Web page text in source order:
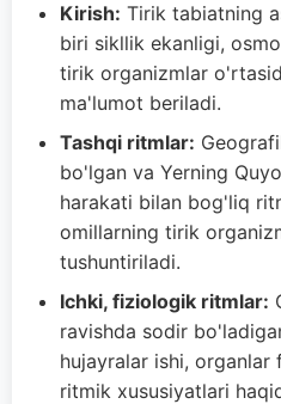
Kirish: Tirik tabiatning
biri sikllik ekanligi,
tirik organizmlar
ma'lumot beriladi.
Tashqi ritmlar:
bo'lgan va Yerning
harakati bilan bog'liq
omillarning tirik
tushuntiriladi.
Ichki, fiziologik ritmlar:
ravishda sodir
hujayralar ishi,
ritmik xususiyatlari